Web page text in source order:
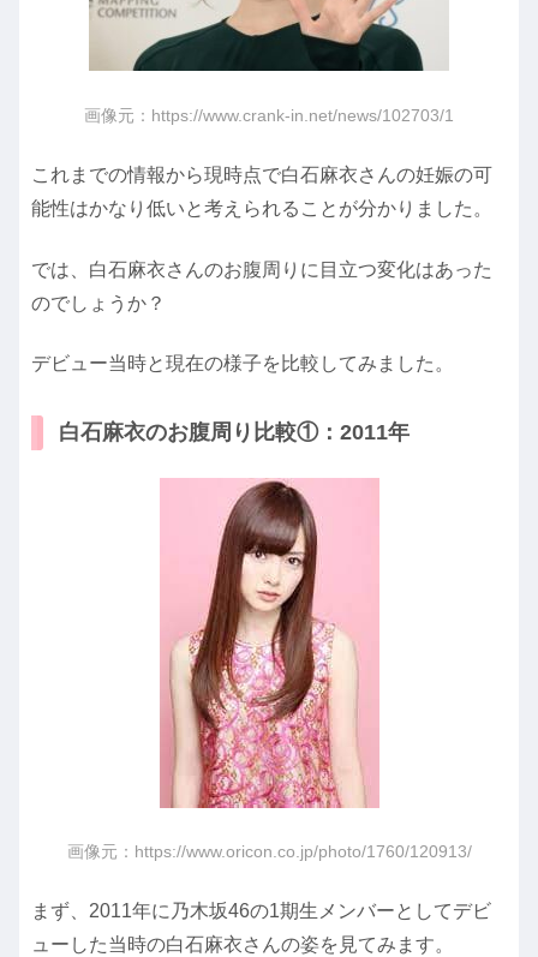
画像元：https://www.crank-in.net/news/102703/1
これまでの情報から現時点で白石麻衣さんの妊娠の可
能性はかなり低いと考えられることが分かりました。
では、白石麻衣さんのお腹周りに目立つ変化はあった
のでしょうか？
デビュー当時と現在の様子を比較してみました。
白石麻衣のお腹周り比較①：2011年
画像元：https://www.oricon.co.jp/photo/1760/120913/
まず、2011年に乃木坂46の1期生メンバーとしてデビ
ューした当時の白石麻衣さんの姿を見てみます。